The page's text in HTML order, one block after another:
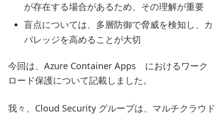
が存在する場合があるため、その理解が重要
盲点については、多層防御で脅威を検知し、カ
バレッジを高めることが大切
今回は、Azure Container Apps におけるワーク
ロード保護について記載しました。
我々、Cloud Security グループは、マルチクラウド